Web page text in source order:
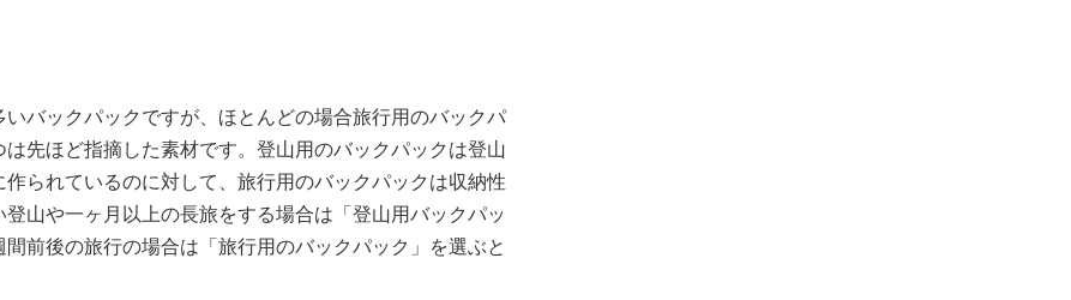
バックパックですが、ほとんどの場合旅行用のバックパ
先ほど指摘した素材です。登山用のバックパックは登山
られているのに対して、旅行用のバックパックは収納性
山や一ヶ月以上の長旅をする場合は「登山用バックパッ
前後の旅行の場合は「旅行用のバックパック」を選ぶと